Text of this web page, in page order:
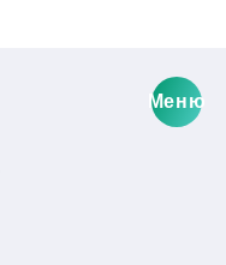
Меню